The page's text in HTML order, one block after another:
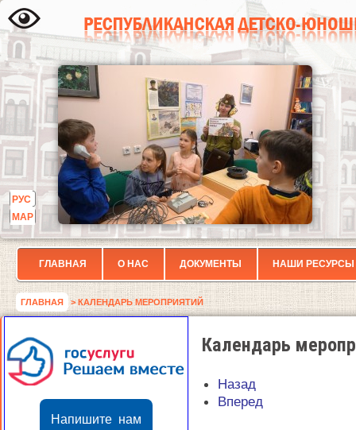
РУС
МАР
ГЛАВНАЯ О НАС ДОКУМЕНТЫ НАШИ РЕСУРСЫ
ГЛАВНАЯ > КАЛЕНДАРЬ МЕРОПРИЯТИЙ
Напишите нам
Календарь
Назад
Вперед